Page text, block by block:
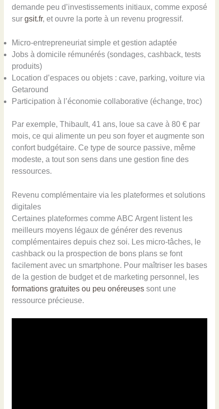
demande peu d’investissements initiaux, comme exposé
sur gsit.fr, et ouvre la porte à un revenu progressif.
Micro-entrepreneuriat simple et gestion adaptée
Jobs à domicile rémunérés (sondages, cashback, tests
produits)
Location d’espaces ou objets : cave, parking, voiture via
Getaround
Participation à l’économie collaborative (échange, troc)
Par exemple, Thibault, 41 ans, loue sa cave à 80 € par
mois, ce qui alimente un peu son foyer et augmente son
confort budgétaire. Ce type de source passive, même
modeste, a tout son sens dans une gestion fine des
ressources.
Revenu complémentaire via les plateformes et solutions
digitales
Certaines plateformes comme ABC Argent listent les
meilleurs moyens légaux de générer des revenus
complémentaires depuis chez soi. Les micro-tâches, le
cashback ou la prospection de bons plans se font
facilement avec un smartphone. Pour maîtriser les bases
de la gestion de budget et de marketing personnel, les
formations gratuites ou peu onéreusessont une
ressource précieuse.